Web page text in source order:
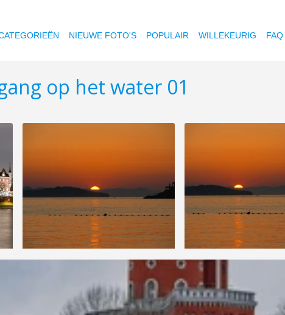
NIEUWE FOTO'S POPULAIR WILLEKEURIG FAQ
op het water 01